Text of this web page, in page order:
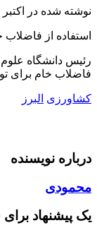
نوشته شده در اکتبر 21, 2019
️استفاده از فاضلاب
رئیس دانشگاه
فاضلاب خام برای
کشاورزی البرز
درباره نویسنده
محمودی
یک پیشنهاد